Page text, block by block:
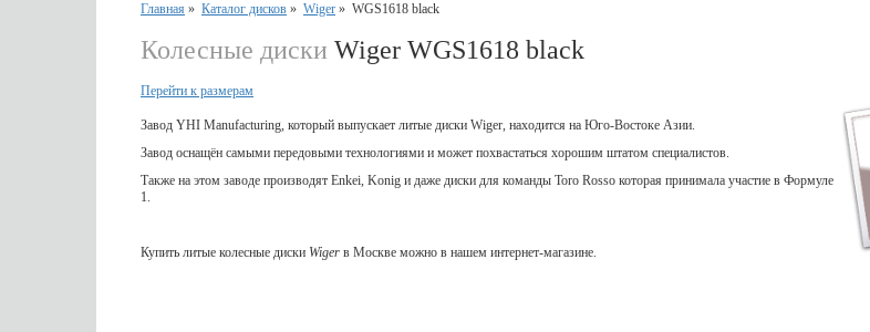
Главная » Каталог дисков » Wiger » WGS1618 black
Колесные диски Wiger WGS1618 black
Перейти к размерам
Завод YHI Manufacturing, который выпускает литые диски Wiger, находится на Юго-Востоке Азии.
Завод оснащён самыми передовыми технологиями и может похвастаться хорошим штатом специалистов.
Также на этом заводе производят Enkei, Konig и даже диски для команды Toro Rosso которая принимала участие в Формуле
1.
Купить литые колесные диски Wiger в Москве можно в нашем интернет-магазине.